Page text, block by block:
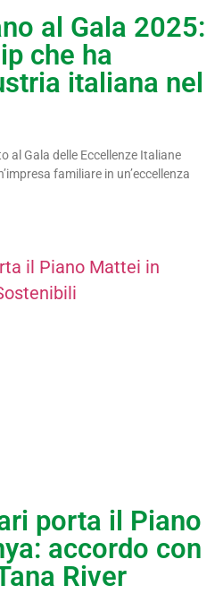
al Gala 2025:
che ha
italiana nel
al Gala delle Eccellenze Italiane
familiare in un’eccellenza
porta il Piano
accordo con
River